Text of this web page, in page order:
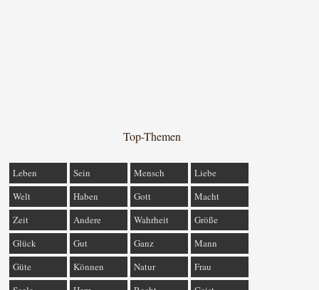
Top-Themen
Leben Sein Mensch
Liebe
Welt
Haben Gott
Macht
Zeit
Andere Wahrheit
Größe
Glück
Gut Ganz
Mann
Güte
Können Natur
Frau